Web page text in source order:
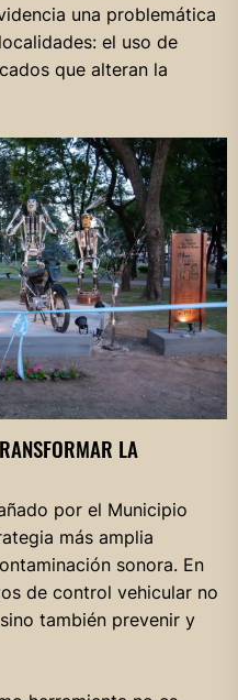
una problemática
el uso de
que alteran la
LA
por el Municipio
más amplia
sonora. En
de control vehicular no
también prevenir y